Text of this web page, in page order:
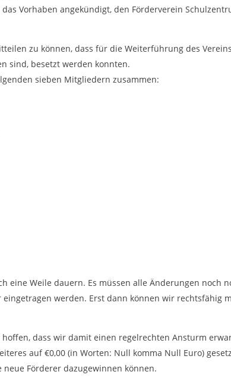
Vorhaben angekündigt, den Förderverein
zu können, dass für die Weiterführung des
sind, besetzt werden konnten.
sieben Mitgliedern zusammen:
eine Weile dauern. Es müssen alle Änderungen noch
werden. Erst dann können wir rechtsfähig
dass wir damit einen regelrechten Ansturm
auf €0,00 (in Worten: Null komma Null Euro)
Förderer dazugewinnen können.